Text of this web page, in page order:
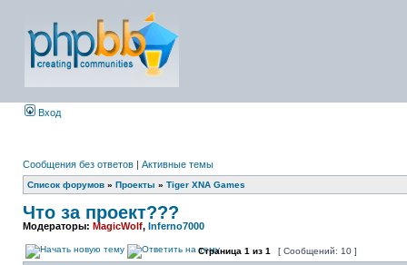
Вход
Сообщения без ответов | Активные темы
Список форумов » Проекты » Tiger XNA Games
Что за проект???
Модераторы: MagicWolf, Inferno7000
Страница 1 из 1 [ Сообщений: 10 ]